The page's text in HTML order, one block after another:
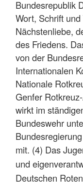
Bundesrepublik
Wort, Schrift
Nächstenliebe,
des Friedens.
von der
Internationalen
Nationale
Genfer
wirkt im
Bundeswehr
mit. (4) Das
und
Deutschen